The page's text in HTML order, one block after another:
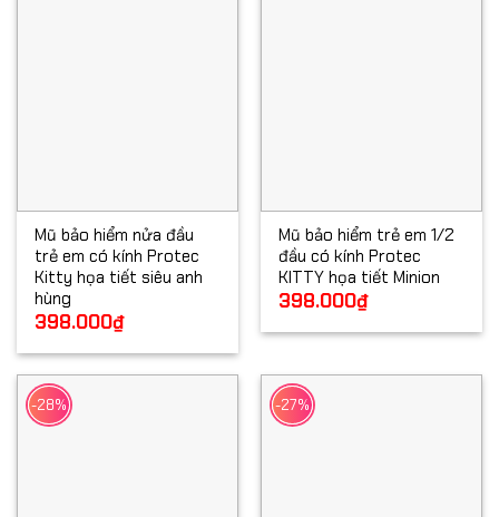
Mũ bảo hiểm nửa đầu
trẻ em có kính Protec
Kitty họa tiết siêu anh
hùng
398.000₫
Mũ bảo hiểm trẻ em 1/2
đầu có kính Protec
KITTY họa tiết Minion
398.000₫
-28% -27%